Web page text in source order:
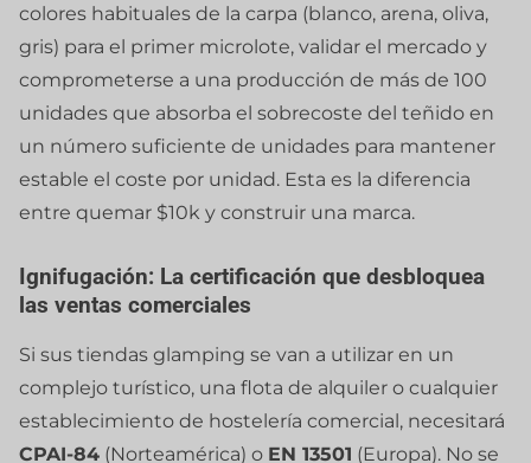
colores habituales de la carpa (blanco, arena, oliva,
gris) para el primer microlote, validar el mercado y
comprometerse a una producción de más de 100
unidades que absorba el sobrecoste del teñido en
un número suficiente de unidades para mantener
estable el coste por unidad. Esta es la diferencia
entre quemar $10k y construir una marca.
Ignifugación: La certificación que desbloquea
las ventas comerciales
Si sus tiendas glamping se van a utilizar en un
complejo turístico, una flota de alquiler o cualquier
establecimiento de hostelería comercial, necesitará
CPAI-84 (Norteamérica) o EN 13501 (Europa). No se